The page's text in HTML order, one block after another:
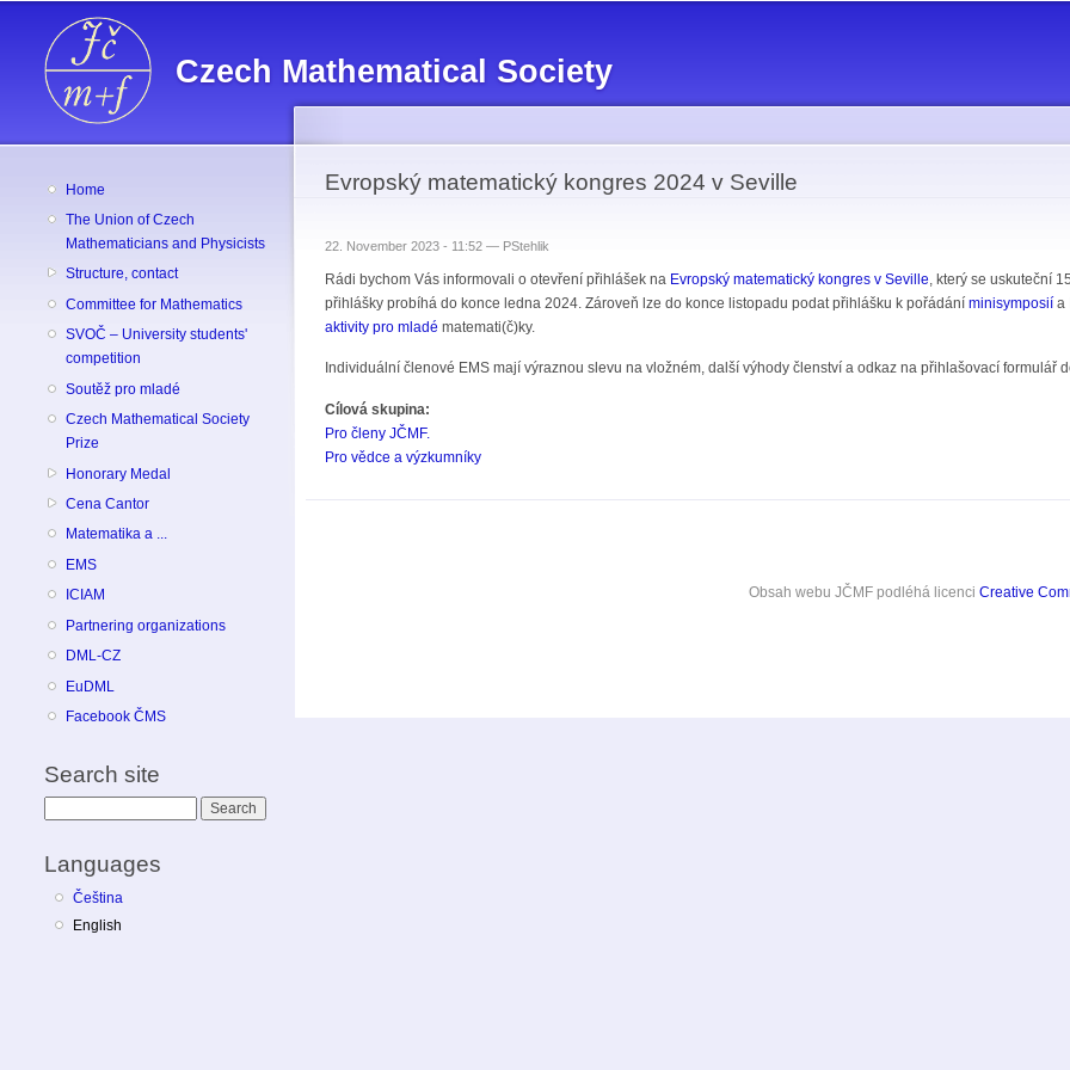
Czech Mathematical Society
Home
The Union of Czech
Mathematicians and Physicists
Structure, contact
Committee for Mathematics
SVOČ – University students'
competition
Soutěž pro mladé
Czech Mathematical Society
Prize
Honorary Medal
Cena Cantor
Matematika a ...
EMS
ICIAM
Partnering organizations
DML-CZ
EuDML
Facebook ČMS
Search site
Languages
Čeština
English
Evropský matematický kongres 2024 v Seville
22. November 2023 - 11:52 — PStehlik
Rádi bychom Vás informovali o otevření přihlášek na Evropský matematický kongres v Seville , který se uskuteční
přihlášky probíhá do konce ledna 2024. Zároveň lze do konce listopadu podat přihlášku k pořádání minisymposií a
aktivity pro mladé matemati(č)ky.
Individuální členové EMS mají výraznou slevu na vložném, další výhody členství a odkaz na přihlašovací formulář
Cílová skupina:
Pro členy JČMF.
Pro vědce a výzkumníky
Obsah webu JČMFpodléhá licenci Creative